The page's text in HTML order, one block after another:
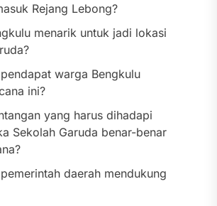
Rejang Lebong?
menarik untuk jadi lokasi
warga Bengkulu
ini?
yang harus dihadapi
Sekolah Garuda benar-benar
daerah mendukung